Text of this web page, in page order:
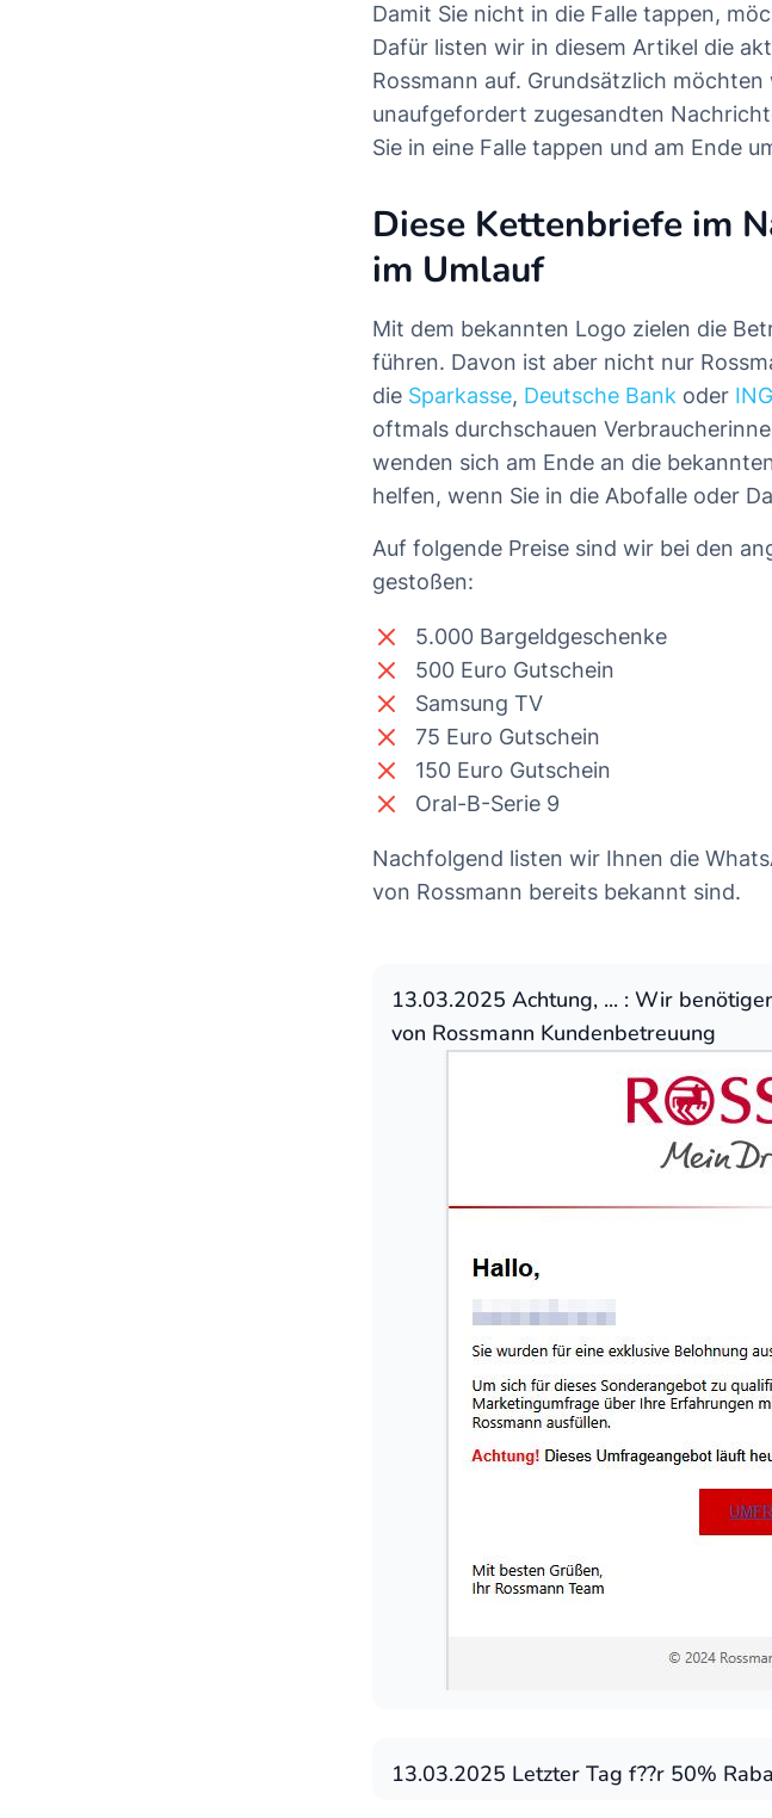
Damit Sie nicht in die Falle tappen,
Dafür listen wir in diesem Artikel die
Rossmann auf. Grundsätzlich
unaufgefordert zugesandten
Sie in eine Falle tappen und am Ende
Diese Kettenbriefe im
im Umlauf
Mit dem bekannten Logo zielen die
führen. Davon ist aber nicht nur
die Sparkasse, Deutsche Bank oder ING
oftmals durchschauen
wenden sich am Ende an die
helfen, wenn Sie in die Abofalle oder
Auf folgende Preise sind wir bei den
gestoßen:
5.000 Bargeldgeschenke
500 Euro Gutschein
Samsung TV
75 Euro Gutschein
150 Euro Gutschein
Oral-B-Serie 9
Nachfolgend listen wir Ihnen die
von Rossmann bereits bekannt sind.
13.03.2025 Achtung, ... : Wir
von Rossmann Kundenbetreuung
13.03.2025 Letzter Tag f??r 50%